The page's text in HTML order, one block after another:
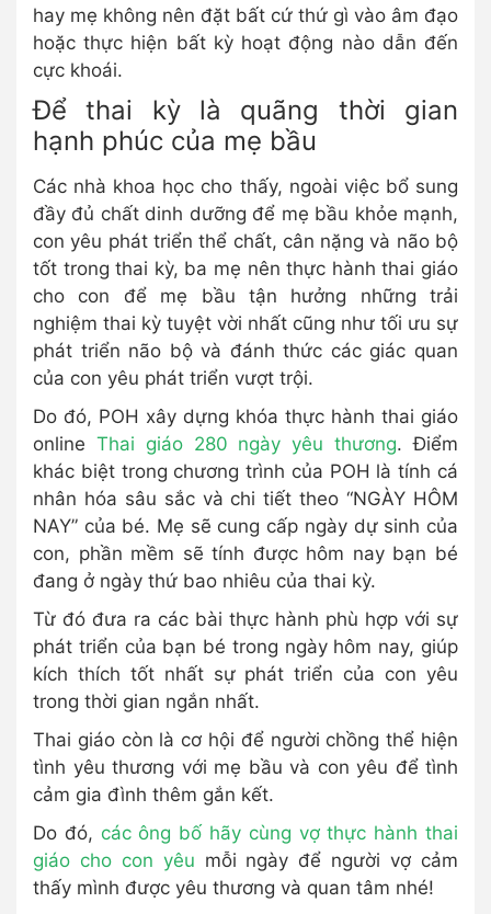
hay mẹ không nên đặt bất cứ thứ gì vào âm đạo
hoặc thực hiện bất kỳ hoạt động nào dẫn đến
cực khoái.
Để thai kỳ là quãng thời gian
hạnh phúc của mẹ bầu
Các nhà khoa học cho thấy, ngoài việc bổ sung
đầy đủ chất dinh dưỡng để mẹ bầu khỏe mạnh,
con yêu phát triển thể chất, cân nặng và não bộ
tốt trong thai kỳ, ba mẹ nên thực hành thai giáo
cho con để mẹ bầu tận hưởng những trải
nghiệm thai kỳ tuyệt vời nhất cũng như tối ưu sự
phát triển não bộ và đánh thức các giác quan
của con yêu phát triển vượt trội.
Do đó, POH xây dựng khóa thực hành thai giáo
online Thai giáo 280 ngày yêu thương. Điểm
khác biệt trong chương trình của POH là tính cá
nhân hóa sâu sắc và chi tiết theo “NGÀY HÔM
NAY” của bé. Mẹ sẽ cung cấp ngày dự sinh của
con, phần mềm sẽ tính được hôm nay bạn bé
đang ở ngày thứ bao nhiêu của thai kỳ.
Từ đó đưa ra các bài thực hành phù hợp với sự
phát triển của bạn bé trong ngày hôm nay, giúp
kích thích tốt nhất sự phát triển của con yêu
trong thời gian ngắn nhất.
Thai giáo còn là cơ hội để người chồng thể hiện
tình yêu thương với mẹ bầu và con yêu để tình
cảm gia đình thêm gắn kết.
Do đó, các ông bố hãy cùng vợ thực hành thai
giáo cho con yêu mỗi ngày để người vợ cảm
thấy mình được yêu thương và quan tâm nhé!